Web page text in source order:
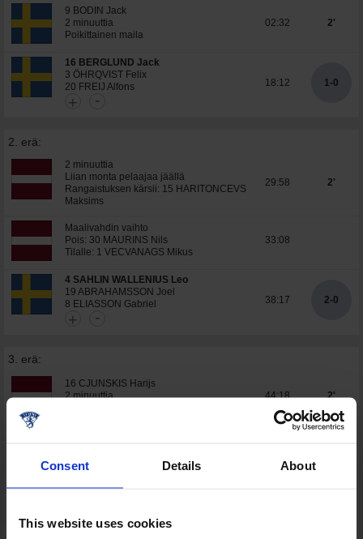
Consent Details About
This website uses cookies
9 BODIN Jack
2 minuuttia
Poikittainen maila
02:32 2'
16 BERGLUND Jack
3 ÖHRQVIST Felix
20 FREIJ Alfons
+ -
18:12 1-0
2. erä:
2 minuuttia
Liian monta pelaajaa jäällä
Rangaistuksen kärsii: 15 HARITONCEVS
Maksims
29:58 2'
Maalivahdin vaihto
Pois: 30 MAURINS Nils
Tilalle: 1 VECVANAGS Mikus
33:08
4 SAHLIN WALLENIUS Leo
19 ABRAHAMSSON Joel
8 ELIASSON Gabriel
+ -
38:17 2-0
3. erä:
16 CJUNSKIS Harijs
2 minuuttia
44:18 2'
8 ELIASSON Gabriel
46:14